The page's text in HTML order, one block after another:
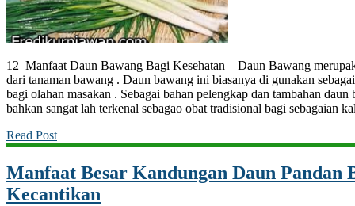
12 Manfaat Daun Bawang Bagi Kesehatan – Daun Bawang
dari tanaman bawang . Daun bawang ini biasanya di gunakan
bagi olahan masakan . Sebagai bahan pelengkap dan tambahan
bahkan sangat lah terkenal sebagao obat tradisional bagi sebagaian
Read Post
Manfaat Besar Kandungan Daun Pandan
Kecantikan